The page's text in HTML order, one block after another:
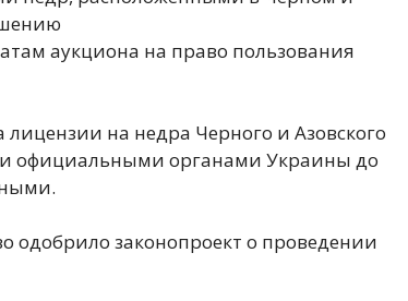
аукциона на право пользования
лицензии на недра Черного и Азовского
официальными органами Украины до
одобрило законопроект о проведении